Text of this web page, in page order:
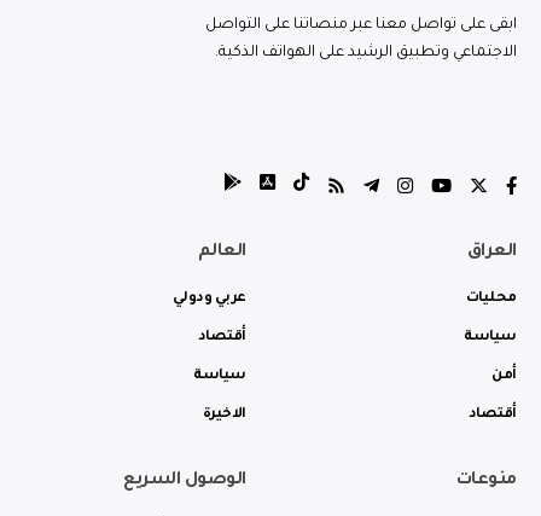
ابقى على تواصل معنا عبر منصاتنا على التواصل
الاجتماعي وتطبيق الرشيد على الهواتف الذكية.
العراق
محليات
سياسة
أمن
أقتصاد
العالم
عربي ودولي
أقتصاد
سياسة
الاخيرة
منوعات الوصول السريع